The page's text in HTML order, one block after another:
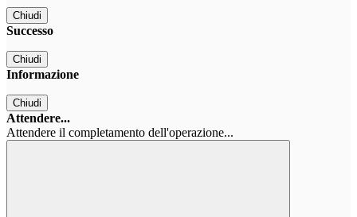
Chiudi
Successo
Chiudi
Informazione
Chiudi
Attendere...
Attendere il completamento dell'operazione...